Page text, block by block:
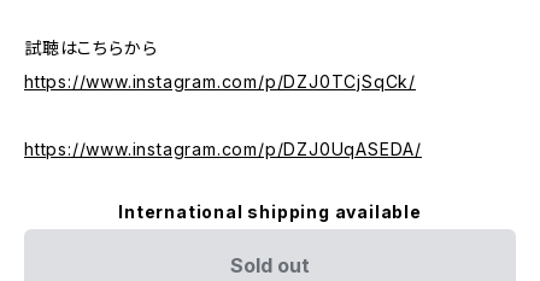
試聴はこちらから
https://www.instagram.com/p/DZJ0TCjSqCk/
https://www.instagram.com/p/DZJ0UqASEDA/
International shipping available
Sold out